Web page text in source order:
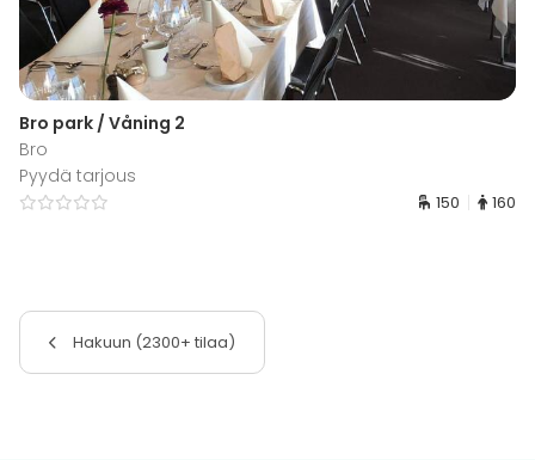
Bro park / Våning 2
Bro
Pyydä tarjous
150 160
Hakuun (2300+ tilaa)